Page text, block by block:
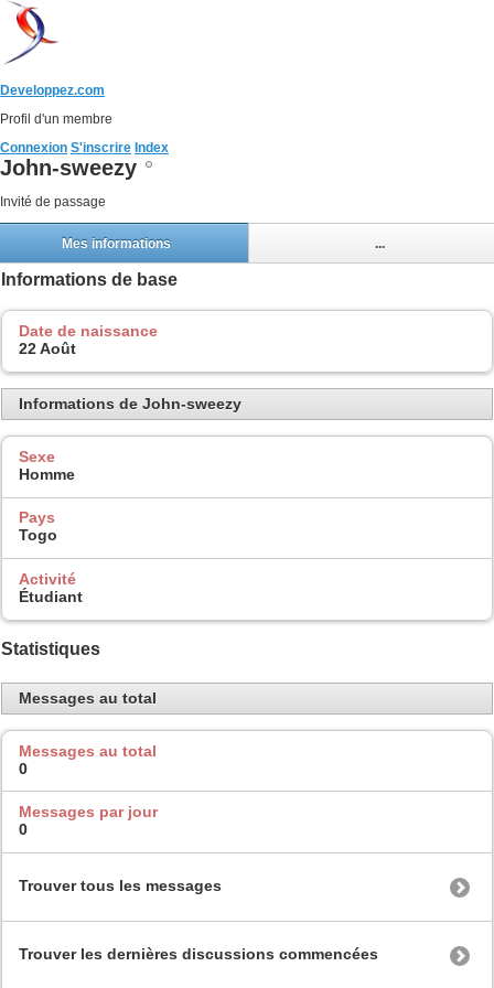
Developpez.com
Profil d'un membre
Connexion S'inscrire Index
John-sweezy
Invité de passage
Mes informations ...
Informations de base
Date de naissance
22 Août
Informations de John-sweezy
Sexe
Homme
Pays
Togo
Activité
Étudiant
Statistiques
Messages au total
Messages au total
0
Messages par jour
0
Trouver tous les messages
Trouver les dernières discussions commencées